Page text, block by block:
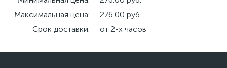
Максимальная цена:
276.00 руб.
Срок доставки:
от 2-х часов